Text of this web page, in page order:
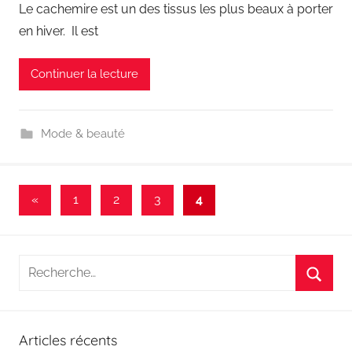
Le cachemire est un des tissus les plus beaux à porter
en hiver. Il est
Continuer la lecture
Mode & beauté
Pagination
«Publications
1 2 3 4
Recherche
Articles récents